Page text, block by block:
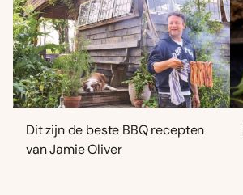
Dit zijn de beste BBQ recepten
van Jamie Oliver